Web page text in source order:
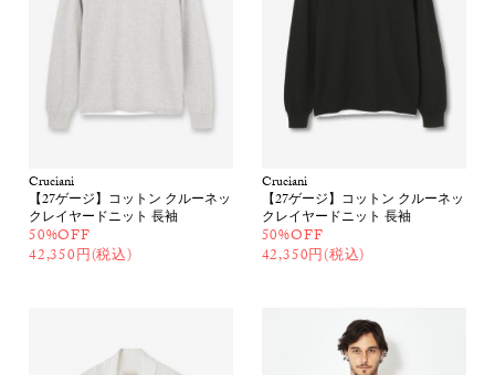
Cruciani
【27ゲージ】コットン クルーネッ
クレイヤードニット 長袖
50%OFF
42,350円(税込)
Cruciani
【27ゲージ】コットン クルーネッ
クレイヤードニット 長袖
50%OFF
42,350円(税込)